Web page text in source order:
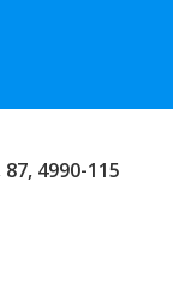
4990-115